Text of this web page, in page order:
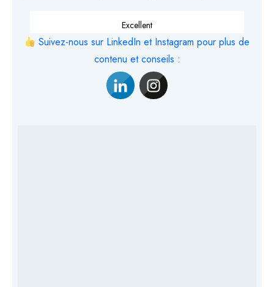
Excellent
Suivez-nous sur LinkedIn et Instagram pour plus de
contenu et conseils :